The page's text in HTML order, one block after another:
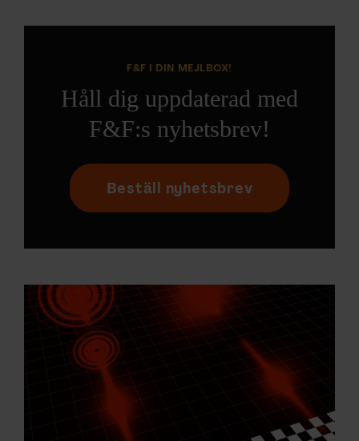
F&F I DIN MEJLBOX!
Håll dig uppdaterad med
F&F:s nyhetsbrev!
Beställ nyhetsbrev